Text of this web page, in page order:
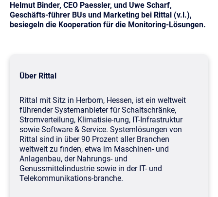
Helmut Binder, CEO Paessler, und Uwe Scharf,
Geschäfts-führer BUs und Marketing bei Rittal (v.l.),
besiegeln die Kooperation für die Monitoring-Lösungen.
Über Rittal
Rittal mit Sitz in Herborn, Hessen, ist ein weltweit
führender Systemanbieter für Schaltschränke,
Stromverteilung, Klimatisie-rung, IT-Infrastruktur
sowie Software & Service. Systemlösungen von
Rittal sind in über 90 Prozent aller Branchen
weltweit zu finden, etwa im Maschinen- und
Anlagenbau, der Nahrungs- und
Genussmittelindustrie sowie in der IT- und
Telekommunikations-branche.